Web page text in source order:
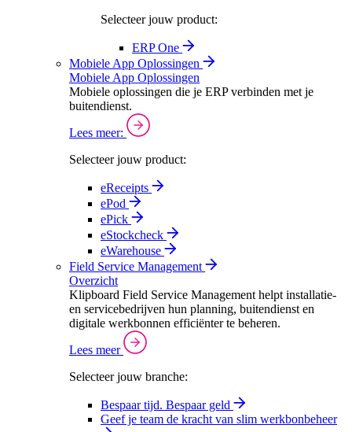
Selecteer jouw product:
ERP One
Mobiele App Oplossingen
Mobiele App Oplossingen
Mobiele oplossingen die je ERP verbinden met je
buitendienst.
Lees meer:
Selecteer jouw product:
eReceipts
ePod
ePick
eStockcheck
eWarehouse
Field Service Management
Overzicht
Klipboard Field Service Management helpt installatie-
en servicebedrijven hun planning, buitendienst en
digitale werkbonnen efficiënter te beheren.
Lees meer
Selecteer jouw branche:
Bespaar tijd. Bespaar geld
Geef je team de kracht van slim werkbonbeheer